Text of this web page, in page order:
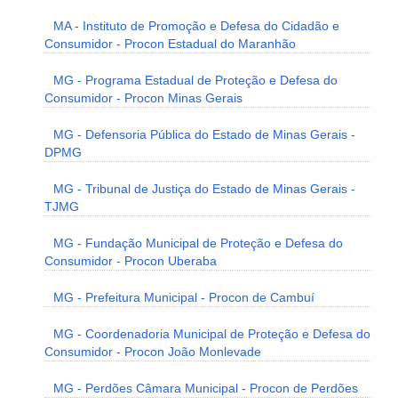
MA - Instituto de Promoção e Defesa do Cidadão e
Consumidor - Procon Estadual do Maranhão
MG - Programa Estadual de Proteção e Defesa do
Consumidor - Procon Minas Gerais
MG - Defensoria Pública do Estado de Minas Gerais -
DPMG
MG - Tribunal de Justiça do Estado de Minas Gerais -
TJMG
MG - Fundação Municipal de Proteção e Defesa do
Consumidor - Procon Uberaba
MG - Prefeitura Municipal - Procon de Cambuí
MG - Coordenadoria Municipal de Proteção e Defesa do
Consumidor - Procon João Monlevade
MG - Perdões Câmara Municipal - Procon de Perdões